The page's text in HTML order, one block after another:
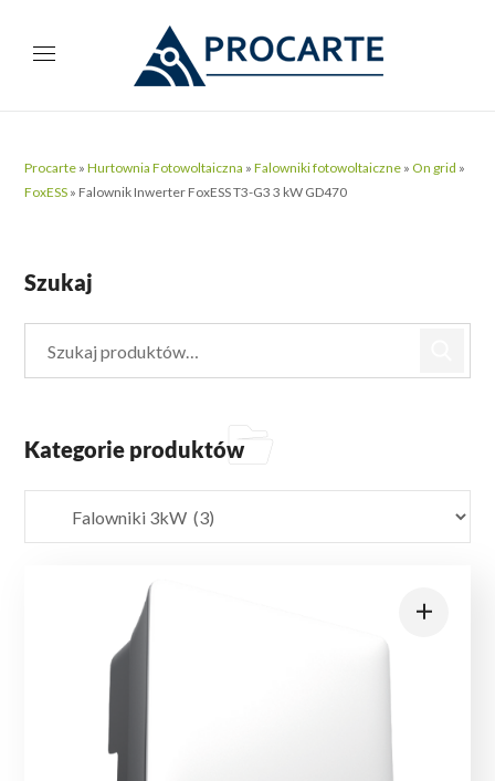
Procarte »Hurtownia Fotowoltaiczna »Falowniki fotowoltaiczne » On grid »
FoxESS » Falownik Inwerter FoxESS T3-G3 3 kW GD470
Szukaj
Kategorie produktów